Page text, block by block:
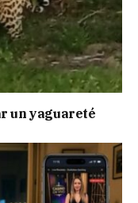
un yaguareté